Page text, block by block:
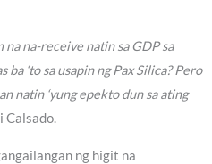
na na-receive natin sa GDP sa
ba ‘to sa usapin ng Pax Silica? Pero
natin ‘yung epekto dun sa ating
Calsado.
ng higit na